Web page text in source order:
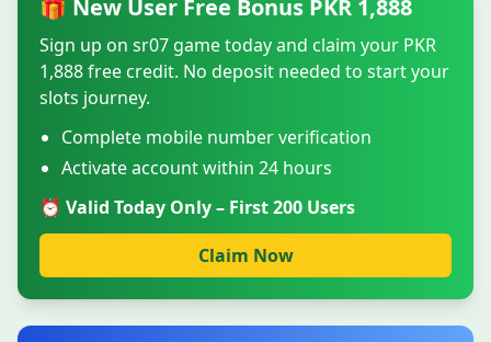
🎁 New User Free Bonus PKR 1,888
Sign up on sr07 game today and claim your PKR
1,888 free credit. No deposit needed to start your
slots journey.
Complete mobile number verification
Activate account within 24 hours
⏰ Valid Today Only – First 200 Users
Claim Now